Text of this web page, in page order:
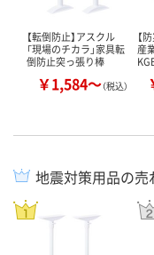
【転倒防止】アスクル
「現場のチカラ」家具転
倒防止突っ張り棒
￥1,584～（税込）
【
産
地震対策用品の